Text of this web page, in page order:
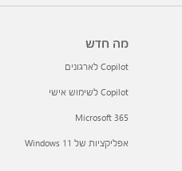
מה חדש
Copilot לארגונים
Copilot לשימוש אישי
Microsoft 365
אפליקציות של Windows 11‏